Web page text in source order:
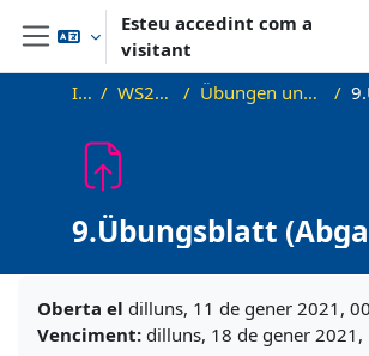
Ves al contingut principal
Panell lateral
Esteu accedint com a
visitant
Inici WS20_AdvAlg Übungen und Übungsblätter
9.Übungsblatt
18.01.2021)
Oberta el dilluns, 11 de gener 2021,
Venciment: dilluns, 18 de gener 2021,